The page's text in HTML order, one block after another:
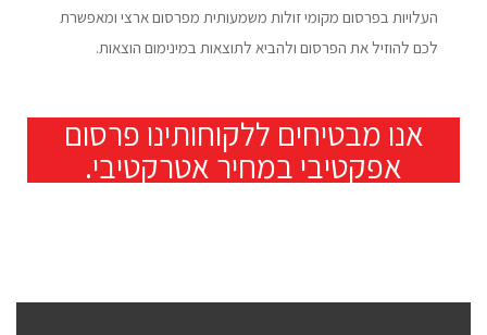
העלויות בפרסום מקומי זולות משמעותית מפרסום ארצי ומאפשרת
לכם להוזיל את הפרסום ולהביא לתוצאות במינימום הוצאות.
אנו מבטיחים ללקוחותינו פרסום
אפקטיבי במחיר אטרקטיבי.